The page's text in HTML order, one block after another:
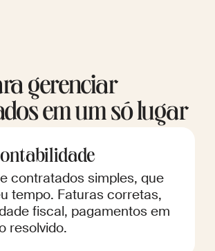
gerenciar
em um só lugar
contratados simples, que
tempo. Faturas corretas,
fiscal, pagamentos em
resolvido.